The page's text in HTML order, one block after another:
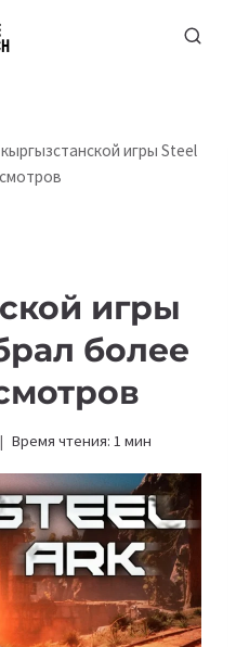
игры Steel
игры
более
Время чтения: 1 мин